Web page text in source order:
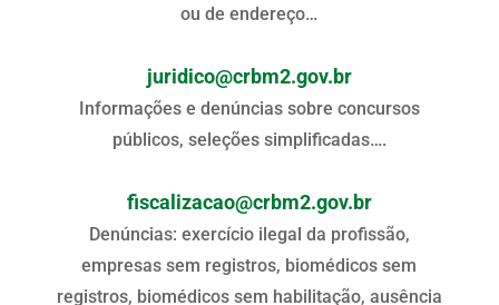
ou de endereço…
juridico@crbm2.gov.br
Informações e denúncias sobre concursos
públicos, seleções simplificadas….
fiscalizacao@crbm2.gov.br
Denúncias: exercício ilegal da profissão,
empresas sem registros, biomédicos sem
registros, biomédicos sem habilitação, ausência